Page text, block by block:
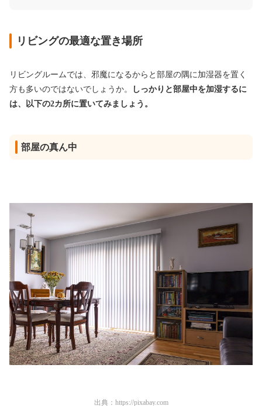
リビングの最適な置き場所
リビングルームでは、邪魔になるからと部屋の隅に加湿器を置く
方も多いのではないでしょうか。
しっかりと部屋中を加湿するに
は、以下の2カ所に置いてみましょう。
部屋の真ん中
出典： https://pixabay.com